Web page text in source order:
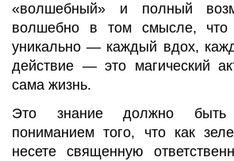
«волшебный» и полный
волшебно в том смысле, что
уникально— каждый вдох,
действие —это магический
сама жизнь.
Это знание должно быть
пониманием того, что как
несете священную